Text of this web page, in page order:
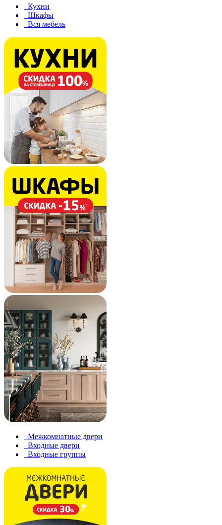
Кухни
Шкафы
Вся мебель
Межкомнатные двери
Входные двери
Входные группы